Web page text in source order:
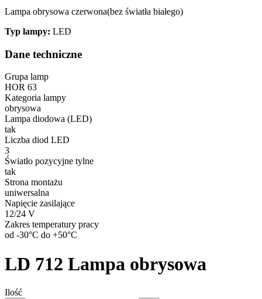
Lampa obrysowa czerwona(bez światła białego)
Typ lampy: LED
Dane techniczne
Grupa lamp
HOR 63
Kategoria lampy
obrysowa
Lampa diodowa (LED)
tak
Liczba diod LED
3
Światło pozycyjne tylne
tak
Strona montażu
uniwersalna
Napięcie zasilające
12/24 V
Zakres temperatury pracy
od -30°C do +50°C
LD 712 Lampa obrysowa
Ilość